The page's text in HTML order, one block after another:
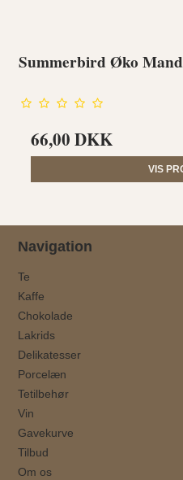
Summerbird Øko
66,00 DKK
VIS
Navigation
Te
Kaffe
Chokolade
Lakrids
Delikatesser
Porcelæn
Tetilbehør
Vin
Gavekurve
Tilbud
Om os